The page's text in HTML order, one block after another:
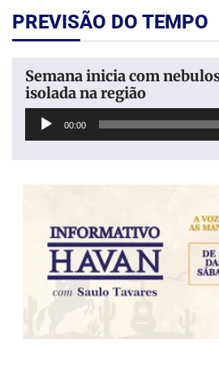
PREVISÃO DO TEMPO
Semana inicia com
isolada na região
Tocador
00:00